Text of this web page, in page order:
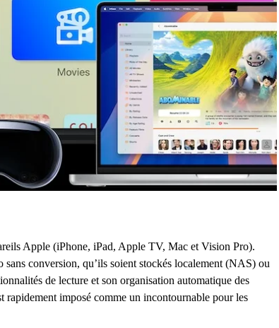
Apple (iPhone, iPad, Apple TV, Mac et Vision Pro).
conversion, qu’ils soient stockés localement (NAS) ou
de lecture et son organisation automatique des
rapidement imposé comme un incontournable pour les